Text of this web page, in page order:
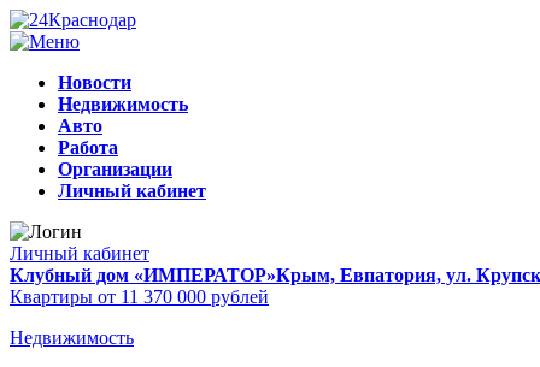
Новости
Недвижимость
Авто
Работа
Организации
Личный кабинет
Личный кабинет
Клубный дом «ИМПЕРАТОР»Крым, Евпатория, ул.
Квартиры от 11 370 000 рублей
Недвижимость